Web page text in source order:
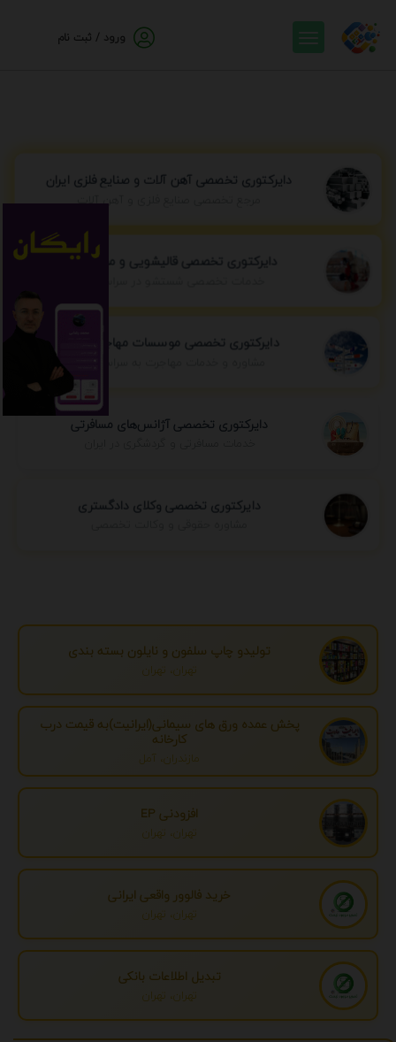
ورود / ثبت نام
دایرکتوری تخصصی آهن آلات و صنایع فلزی ایران
مرجع تخصصی صنایع فلزی و آهن آلات
دایرکتوری تخصصی قالیشویی و مبل شویی
دایرکتوری تخصصی موسسات مهاجرتی ایران
مشاوره و خدمات مهاجرت به سراسر جهان
دایرکتوری تخصصی آژانس‌های مسافرتی
دایرکتوری تخصصی وکلای دادگستری
تولیدو چاپ سلفون و نایلون بسته بندی
تهران، تهران
پخش عمده ورق های سیمانی(ایرانیت)به قیمت درب
کارخانه
مازندران، آمل
افزودنی EP
تهران، تهران
خرید فالوور واقعی ایرانی
تهران، تهران
تبدیل اطلاعات بانکی
تهران، تهران